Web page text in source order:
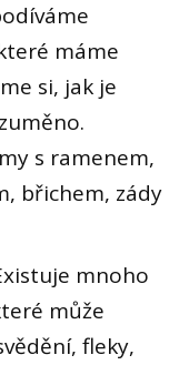
máme
si, jak je
s ramenem,
břichem, zády
mnoho
může
fleky,